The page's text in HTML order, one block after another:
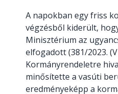
A napokban egy friss
végzésből kiderült,
Minisztérium az
elfogadott (381/2023.
Kormányrendeletre
minősítette a vasúti
eredményeképp a